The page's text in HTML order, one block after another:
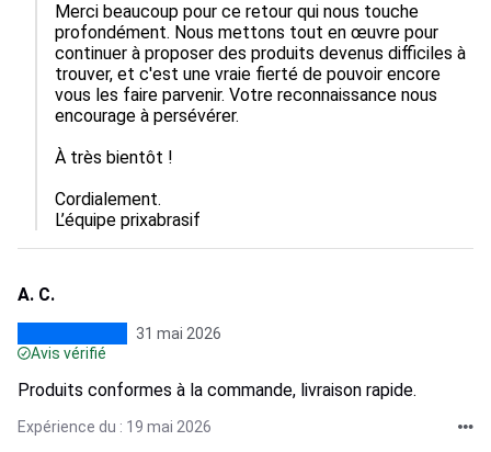
Merci beaucoup pour ce retour qui nous touche
profondément. Nous mettons tout en œuvre pour
continuer à proposer des produits devenus difficiles à
trouver, et c'est une vraie fierté de pouvoir encore
vous les faire parvenir. Votre reconnaissance nous
encourage à persévérer.
À très bientôt !
Cordialement.
L’équipe prixabrasif
A. C.
31 mai 2026
Avis vérifié
Produits conformes à la commande, livraison rapide.
Expérience du : 19 mai 2026